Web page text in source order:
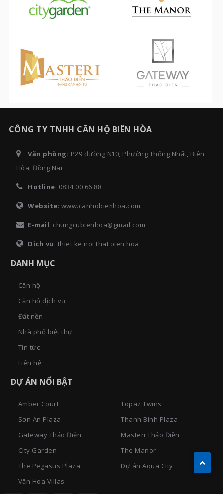
CÔNG TY TNHH CĂN HỘ BIÊN HÒA
Văn phòng: P29 đường N10, Phường Thống Nhất, Biên
Hòa, Đồng Nai
Hotline: 0834 00 66 88
Website: www.canhobienhoa.com
E-mail: chungcubienhoa@gmail.com
Dịch vụ: thiet ke noi that bien hoa
DANH MỤC
Căn hộ
Căn hộ dịch vụ
Đất nền
Nhà phố biệt thự
Tin tức
Liên hệ
DỰ ÁN NỔI BẬT
Amber Court
Topaz Twins
Sơn An Plaza
Thanh Bình Plaza
Gateway Thảo Điền
Masteri Thảo Điền
City Garden
The Manor
The Pegasus Plaza
Dự án Aqua City
Văn Hoa Villas